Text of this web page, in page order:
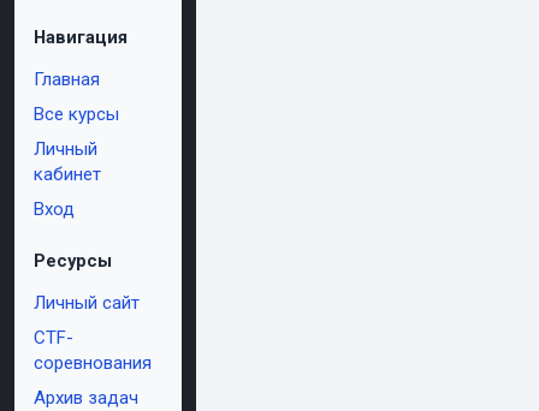
Навигация
Главная
Все курсы
Личный
кабинет
Вход
Ресурсы
Личный сайт
CTF-
соревнования
Архив задач